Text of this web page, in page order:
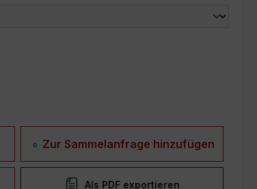
Zur Sammelanfrage hinzufügen
Als PDF exportieren